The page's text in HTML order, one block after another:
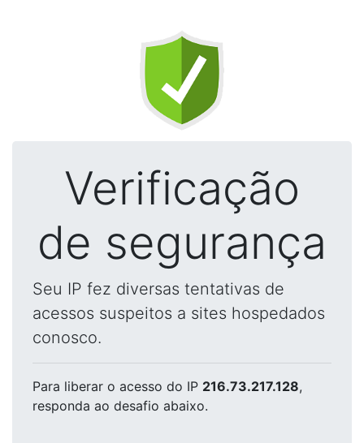
Verificação
de segurança
Seu IP fez diversas tentativas de
acessos suspeitos a sites hospedados
conosco.
Para liberar o acesso do IP 216.73.217.128,
responda ao desafio abaixo.